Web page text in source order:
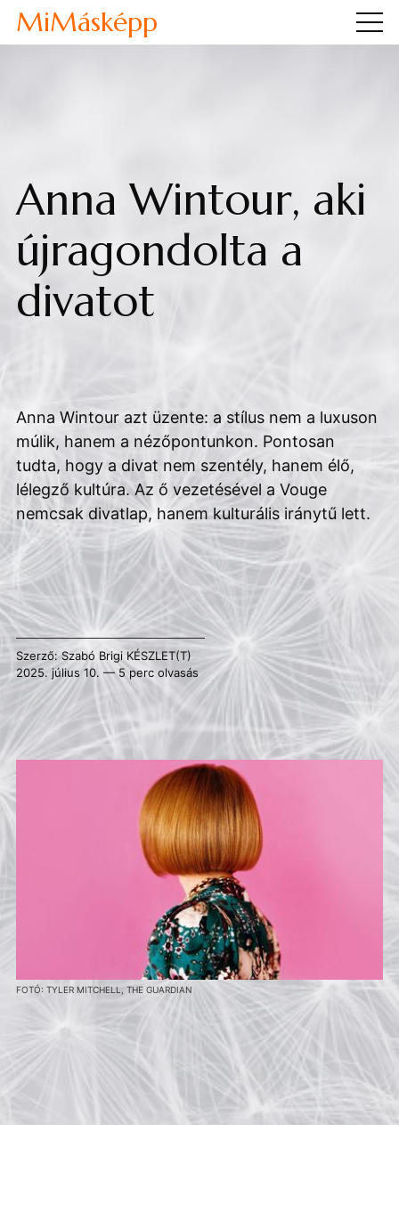
MiMásképp
Anna Wintour, aki
újragondolta a
divatot
Anna Wintour azt üzente: a stílus nem a luxuson
múlik, hanem a nézőpontunkon. Pontosan
tudta, hogy a divat nem szentély, hanem élő,
lélegző kultúra. Az ő vezetésével a Vouge
nemcsak divatlap, hanem kulturális iránytű lett.
Szerző:Szabó Brigi KÉSZLET(T)
2025. július 10. — 5 perc olvasás
FOTÓ: TYLER MITCHELL, THE GUARDIAN